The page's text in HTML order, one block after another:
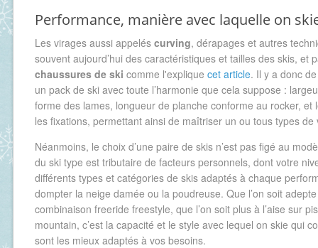
Performance, manière avec laquelle on
Les virages aussi appelés curving, dérapages et autres
souvent aujourd’hui des caractéristiques et tailles des skis, et
chaussures de ski comme l'explique cet article. Il y a donc
un pack de ski avec toute l’harmonie que cela suppose :
forme des lames, longueur de planche conforme au rocker, et
les fixations, permettant ainsi de maîtriser un ou tous types
Néanmoins, le choix d’une paire de skis n’est pas figé au
du ski type est tributaire de facteurs personnels, dont votre
différents types et catégories de skis adaptés à chaque
dompter la neige damée ou la poudreuse. Que l’on soit
combinaison freeride freestyle, que l’on soit plus à l’aise sur
mountain, c’est la capacité et le style avec lequel on skie qui
sont les mieux adaptés à vos besoins.